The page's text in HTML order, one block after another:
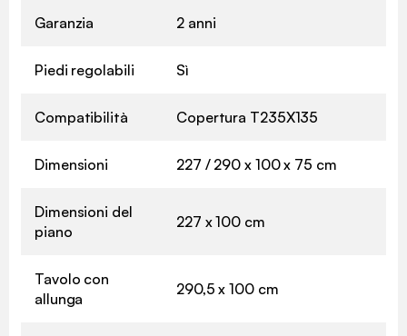
Garanzia 2 anni
Piedi regolabili Sì
Compatibilità Copertura T235X135
Dimensioni 227 / 290 x 100 x 75 cm
Dimensioni del
piano
227 x 100 cm
Tavolo con
allunga
290,5 x 100 cm